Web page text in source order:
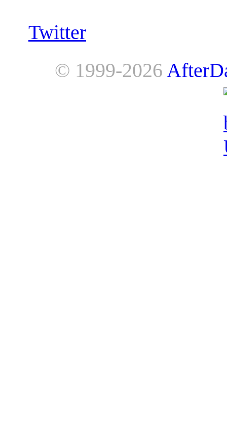
Twitter
© 1999-2026